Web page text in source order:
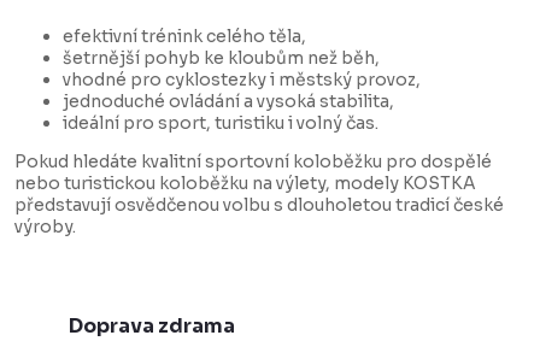
efektivní trénink celého těla,
šetrnější pohyb ke kloubům než běh,
vhodné pro cyklostezky i městský provoz,
jednoduché ovládání a vysoká stabilita,
ideální pro sport, turistiku i volný čas.
Pokud hledáte kvalitní sportovní koloběžku pro dospělé
nebo turistickou koloběžku na výlety, modely KOSTKA
představují osvědčenou volbu s dlouholetou tradicí české
výroby.
Doprava zdrama